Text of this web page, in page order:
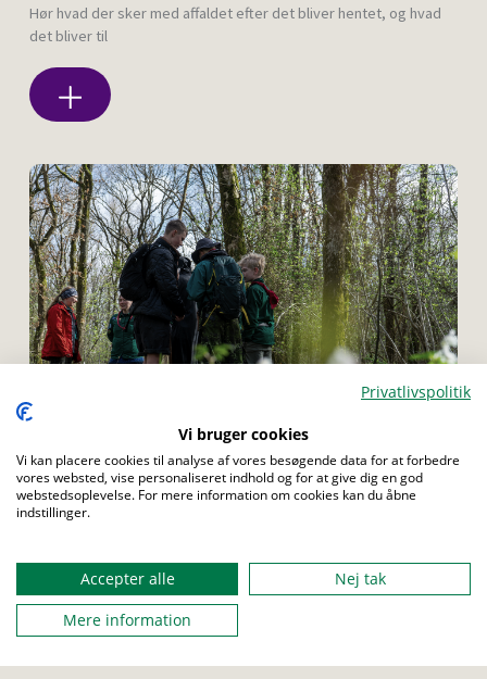
Hør hvad der sker med affaldet efter det bliver hentet, og hvad
det bliver til
JUNIOR TROP
ROVER
Pølseløb
Privatlivspolitik
Vi bruger cookies
Vi kan placere cookies til analyse af vores besøgende data for at forbedre
vores websted, vise personaliseret indhold og for at give dig en god
webstedsoplevelse. For mere information om cookies kan du åbne
indstillinger.
Accepter alle
Nej tak
Mere information